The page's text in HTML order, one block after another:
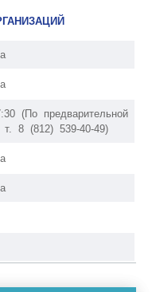
(По предварительной
т. 8 (812) 539-40-49)